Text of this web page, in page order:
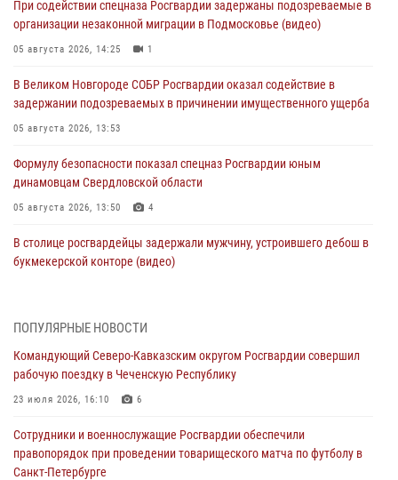
При содействии спецназа Росгвардии задержаны подозреваемые в
организации незаконной миграции в Подмосковье (видео)
05 августа 2026, 14:25 1
В Великом Новгороде СОБР Росгвардии оказал содействие в
задержании подозреваемых в причинении имущественного ущерба
05 августа 2026, 13:53
Формулу безопасности показал спецназ Росгвардии юным
динамовцам Свердловской области
05 августа 2026, 13:50 4
В столице росгвардейцы задержали мужчину, устроившего дебош в
букмекерской конторе (видео)
В Удмуртии при силовой поддержке спецназа Росгвардии
оздоровительных услуг (видео)
05 августа 2026, 13:20
посетили мастер-класс по художественной гимнастике
05 августа 2026, 13:00 3
ПОПУЛЯРНЫЕ НОВОСТИ
Командующий Северо-Кавказским округом Росгвардии совершил
рабочую поездку в Чеченскую Республику
23 июля 2026, 16:10 6
Сотрудники и военнослужащие Росгвардии обеспечили
правопорядок при проведении товарищеского матча по футболу в
Санкт-Петербурге